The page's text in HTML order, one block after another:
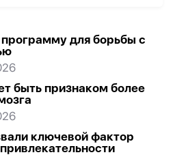
для борьбы с
быть признаком более
ключевой фактор